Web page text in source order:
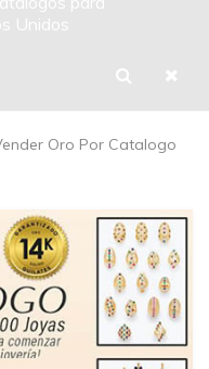
Unidos
Oro Por Catalogo